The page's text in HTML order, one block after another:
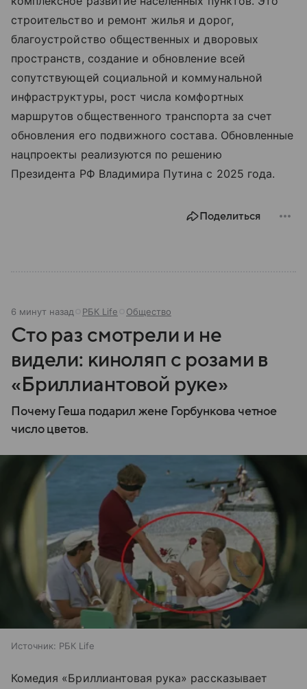
строительство и ремонт жилья и дорог,
благоустройство общественных и дворовых
пространств, создание и обновление всей
сопутствующей социальной и коммунальной
инфраструктуры, рост числа комфортных
маршрутов общественного транспорта за счет
обновления его подвижного состава. Обновленные
нацпроекты реализуются по решению
Президента РФ Владимира Путина с 2025 года.
Поделиться
6 минут назад РБК Life Общество
Сто раз смотрели и не
видели: киноляп с розами в
«Бриллиантовой руке»
Почему Геша подарил жене Горбункова четное
число цветов.
Источник: РБК Life
Комедия «Бриллиантовая рука» рассказывает